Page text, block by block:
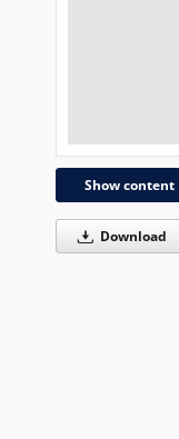
Show content
Download